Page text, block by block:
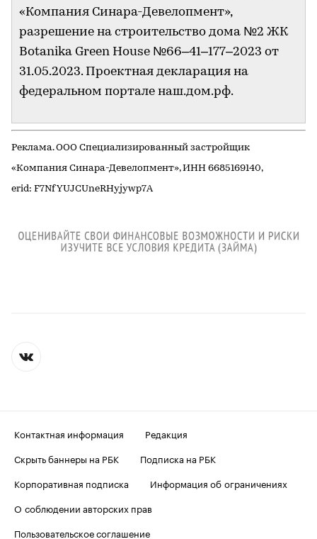
«Компания Синара-Девелопмент»,
разрешение на строительство дома №2 ЖК
Botanika Green House №66–41–177–2023 от
31.05.2023. Проектная декларация на
федеральном портале наш.дом.рф.
Реклама. ООО Специализированный застройщик
«Компания Синара-Девелопмент», ИНН 6685169140,
erid: F7NfYUJCUneRHyjywp7A
Контактная информация
Редакция
Скрыть баннеры на РБК
Подписка на РБК
Корпоративная подписка
Информация об ограничениях
О соблюдении авторских прав
Пользовательское соглашение